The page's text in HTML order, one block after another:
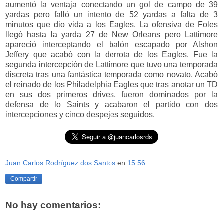
aumentó la ventaja conectando un gol de campo de 39
yardas pero falló un intento de 52 yardas a falta de 3
minutos que dio vida a los Eagles. La ofensiva de Foles
llegó hasta la yarda 27 de New Orleans pero Lattimore
apareció interceptando el balón escapado por Alshon
Jeffery que acabó con la derrota de los Eagles. Fue la
segunda intercepción de Lattimore que tuvo una temporada
discreta tras una fantástica temporada como novato. Acabó
el reinado de los Philadelphia Eagles que tras anotar un TD
en sus dos primeros drives, fueron dominados por la
defensa de lo Saints y acabaron el partido con dos
intercepciones y cinco despejes seguidos.
Juan Carlos Rodríguez dos Santos en 15:56
Compartir
No hay comentarios: